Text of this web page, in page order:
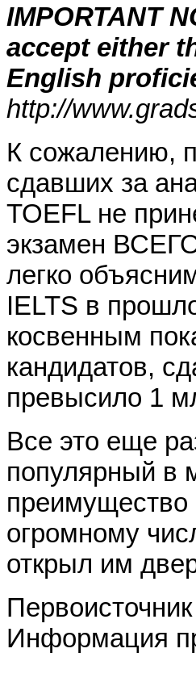
IMPORTANT
accept either
English
http://
К сожалению,
сдавших за
TOEFL не
экзамен
легко
IELTS в
косвенным
кандидатов,
превысило 1
Все это еще
популярный в
преимущество
огромному
открыл им
Первоисточник
Информация